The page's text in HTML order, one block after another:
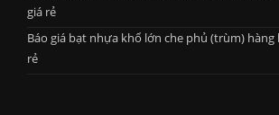
giá rẻ
Báo giá bạt nhựa khổ lớn che phủ (trùm) hàng
rẻ